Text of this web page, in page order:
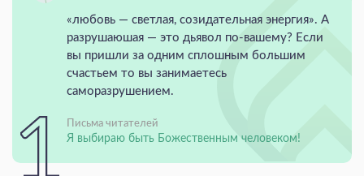
«любовь — светлая, созидательная энергия». А
разрушаюшая — это дьявол по-вашему? Если
вы пришли за одним сплошным большим
счастьем то вы занимаетесь
саморазрушением.
Письма читателей
Я выбираю быть Божественным человеком!